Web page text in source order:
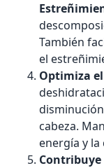
También
el
Optimiza
cabeza.
energía y
Contribuye